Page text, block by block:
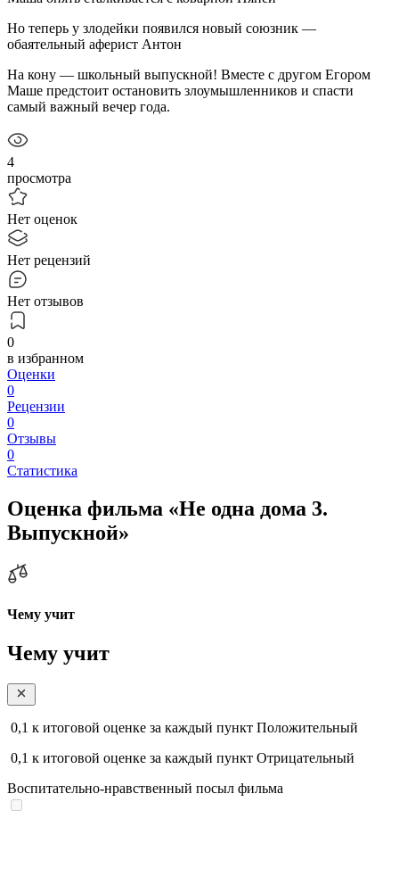
Но теперь у злодейки появился новый союзник —
обаятельный аферист Антон
На кону — школьный выпускной! Вместе с другом Егором
Маше предстоит остановить злоумышленников и спасти
самый важный вечер года.
4
просмотра
Нет оценок
Нет рецензий
Нет отзывов
0
в избранном
Оценки
0
Рецензии
0
Отзывы
0
Статистика
Оценка фильма «Не одна дома 3.
Выпускной»
Чему учит
Чему учит
0,1 к итоговой оценке за каждый пункт Положительный
0,1 к итоговой оценке за каждый пункт Отрицательный
Воспитательно-нравственный посыл фильма